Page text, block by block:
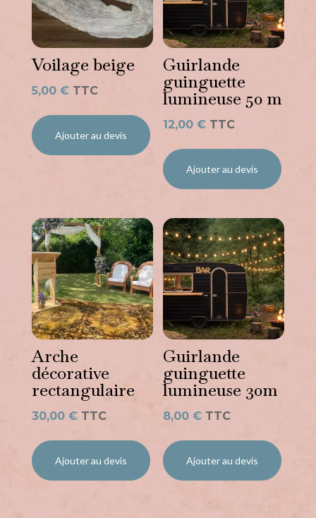
Voilage beige
5,00 € TTC
Ajouter au devis
Guirlande
guinguette
lumineuse 50 m
12,00€ TTC
Ajouter au devis
Arche
décorative
rectangulaire
30,00 € TTC
Ajouter au devis
Guirlande
guinguette
lumineuse 30m
8,00€ TTC
Ajouter au devis